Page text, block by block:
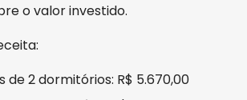
o valor investido.
de 2 dormitórios: R$ 5.670,00